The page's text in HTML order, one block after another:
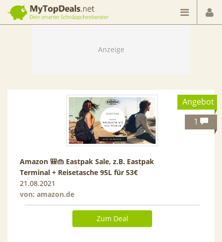
Dein smarter Schnäppchenberater
Angebot
1
Amazon 🎒👜 Eastpak Sale, z.B. Eastpak
Terminal + Reisetasche 95L für 53€
21.08.2021
von: amazon.de
Zum Deal